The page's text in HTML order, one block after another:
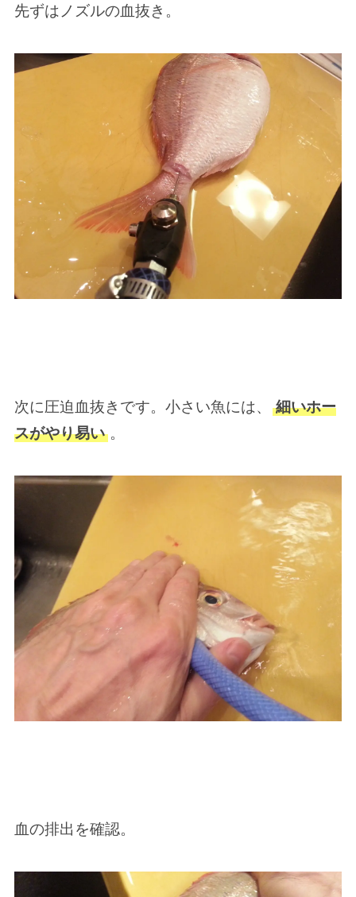
先ずはノズルの血抜き。
次に圧迫血抜きです。小さい魚には、
細いホー
スがやり易い 。
血の排出を確認。